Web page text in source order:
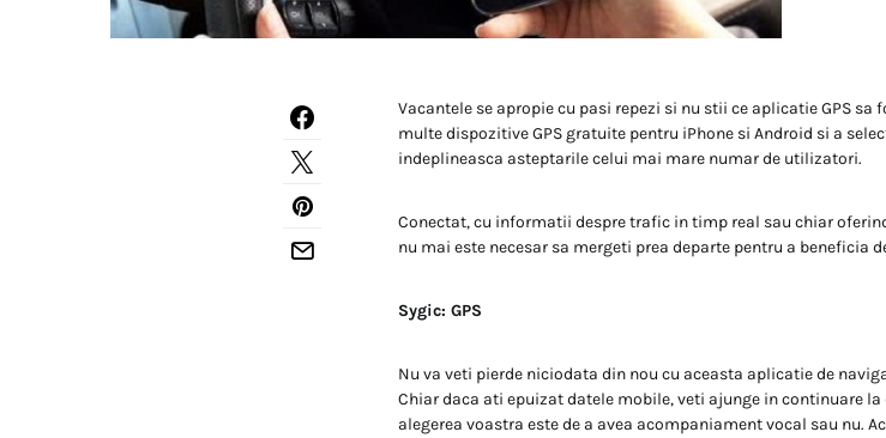
Vacantele se apropie cu pasi repezi si nu stii ce aplicatie GPS
multe dispozitive GPS gratuite pentru iPhone si Android si a
indeplineasca asteptarile celui mai mare numar de utilizatori.
Conectat, cu informatii despre trafic in timp real sau chiar
nu mai este necesar sa mergeti prea departe pentru a beneficia
Sygic: GPS
Nu va veti pierde niciodata din nou cu aceasta aplicatie de
Chiar daca ati epuizat datele mobile, veti ajunge in continuare
alegerea voastra este de a avea acompaniament vocal sau nu.